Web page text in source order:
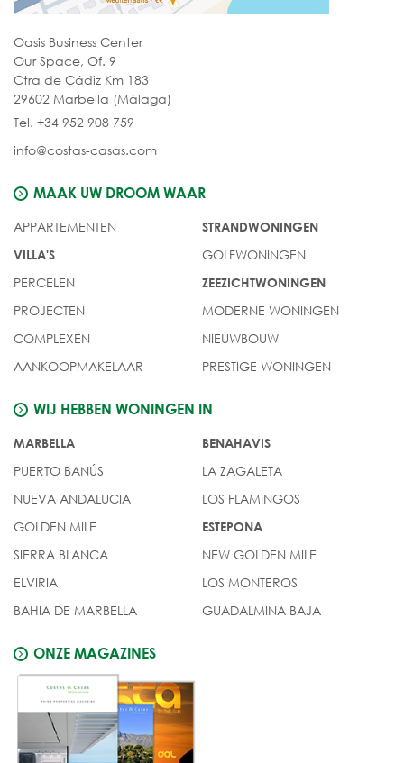
Oasis Business Center
Our Space, Of. 9
Ctra de Cádiz Km 183
29602 Marbella (Málaga)
Tel. +34 952 908 759
info@costas-casas.com
MAAK UW DROOM WAAR
APPARTEMENTEN
VILLA'S
PERCELEN
PROJECTEN
COMPLEXEN
AANKOOPMAKELAAR
STRANDWONINGEN
GOLFWONINGEN
ZEEZICHTWONINGEN
MODERNE WONINGEN
NIEUWBOUW
PRESTIGE WONINGEN
WIJ HEBBEN WONINGEN IN
MARBELLA
PUERTO BANÚS
NUEVA ANDALUCIA
GOLDEN MILE
SIERRA BLANCA
ELVIRIA
BAHIA DE MARBELLA
BENAHAVIS
LA ZAGALETA
LOS FLAMINGOS
ESTEPONA
NEW GOLDEN MILE
LOS MONTEROS
GUADALMINA BAJA
ONZE MAGAZINES